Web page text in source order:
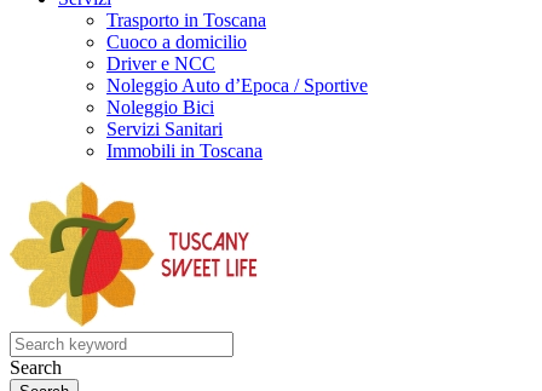
Trasporto in Toscana
Cuoco a domicilio
Driver e NCC
Noleggio Auto d’Epoca / Sportive
Noleggio Bici
Servizi Sanitari
Immobili in Toscana
Search